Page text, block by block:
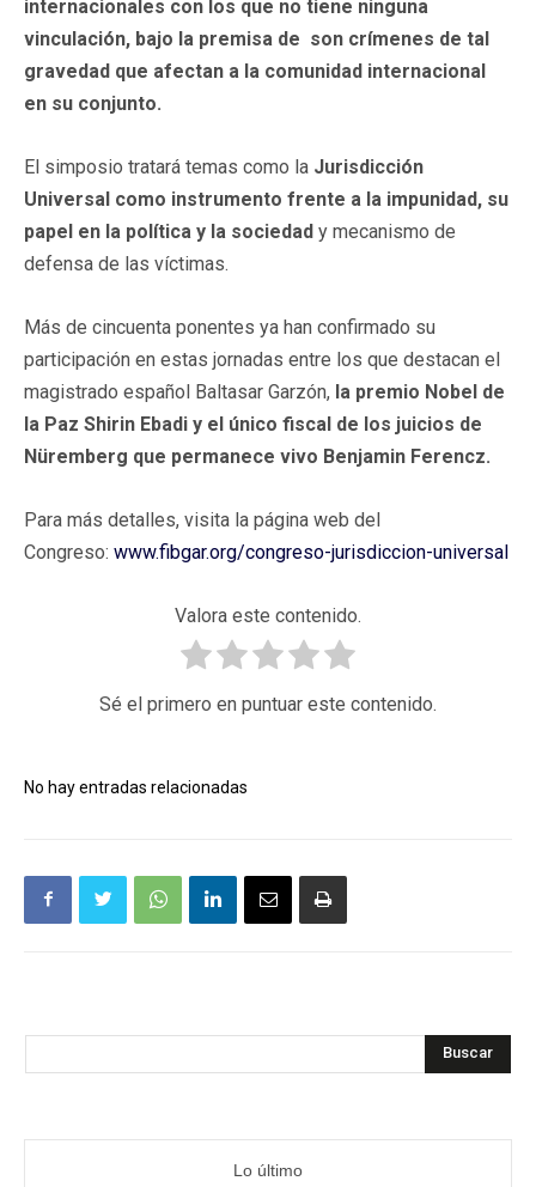
internacionales con los que no tiene ninguna
vinculación, bajo la premisa de son crímenes de tal
gravedad que afectan a la comunidad internacional
en su conjunto.
El simposio tratará temas como la Jurisdicción
Universal como instrumento frente a la impunidad, su
papel en la política y la sociedad y mecanismo de
defensa de las víctimas.
Más de cincuenta ponentes ya han confirmado su
participación en estas jornadas entre los que destacan el
magistrado español Baltasar Garzón, la premio Nobel de
la Paz Shirin Ebadi y el único fiscal de los juicios de
Nüremberg que permanece vivo Benjamin Ferencz.
Para más detalles, visita la página web del
Congreso: www.fibgar.org/congreso-jurisdiccion-universal
Valora este contenido.
Sé el primero en puntuar este contenido.
No hay entradas relacionadas
Buscar
Lo último